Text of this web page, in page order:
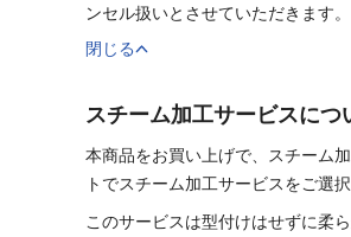
ンセル扱いとさせていただきます。
閉じる
スチーム加工サービスにつ
本商品をお買い上げで、スチーム
トでスチーム加工サービスをご選択
このサービスは型付けはせずに柔